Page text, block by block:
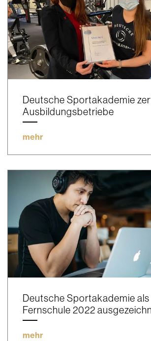
Deutsche Sportakademie
Ausbildungsbetriebe
mehr
Deutsche Sportakademie als
Fernschule 2022
mehr